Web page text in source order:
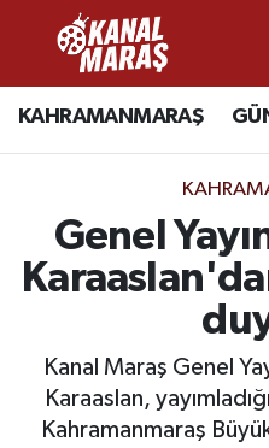
KAHRAMANMARAŞ
Genel
Kanal Maraş Genel
Karaaslan,
Kahramanmaraş
CANLI YAYIN
KAHRAMANMARAŞ
SPOR
EKONOMİ
Kahramanmaraş
Kahramanmaraş
Kahramanmaraş
Süper Lig Puan
Tüm Manşetler